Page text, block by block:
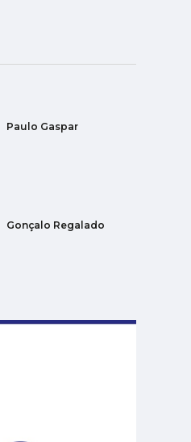
Paulo Gaspar
Gonçalo Regalado